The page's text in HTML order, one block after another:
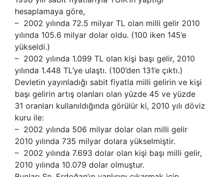
hesaplamaya göre,
– 2002 yılında 72.5 milyar TL olan milli gelir 2010
yılında 105.6 milyar dolar oldu. (100 iken 145’e
yükseldi.)
– 2002 yılında 1.099 TL olan kişi başı gelir, 2010
yılında 1.448 TL‘ye ulaştı. (100’den 131’e çıktı.)
Devletin yayınladığı sabit fiyatla milli gelirin ve kişi
başı gelirin artış olanları olan yüzde 45 ve yüzde
31 oranları kullanıldığında görülür ki, 2010 yılı döviz
kuru ile:
– 2002 yılında 506 milyar dolar olan milli gelir
2010 yılında 735 milyar dolara yükselmiştir.
– 2002 yılında 7.693 dolar olan kişi başı milli gelir,
2010 yılında 10.079 dolar olmuştur.